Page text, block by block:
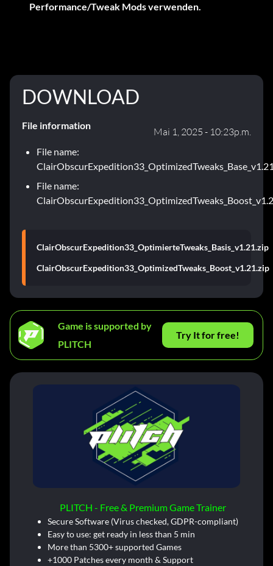
Performance/Tweak Mods verwenden.
DOWNLOAD
File information
Mai 1, 2025 - 10:23p.m.
File name:
File name:
ClairObscurExpedition33_OptimierteTweaks_Basis_v1.21.zip
ClairObscurExpedition33_OptimizedTweaks_Boost_v1.21.zip
Game is supported by
PLITCH
Try It for free!
PLITCH - Free & Premium Game Trainer
Secure Software (Virus checked, GDPR-compliant)
Easy to use: get ready in less than 5 min
More than 5300+ supported Games
+1000 Patches every month & Support